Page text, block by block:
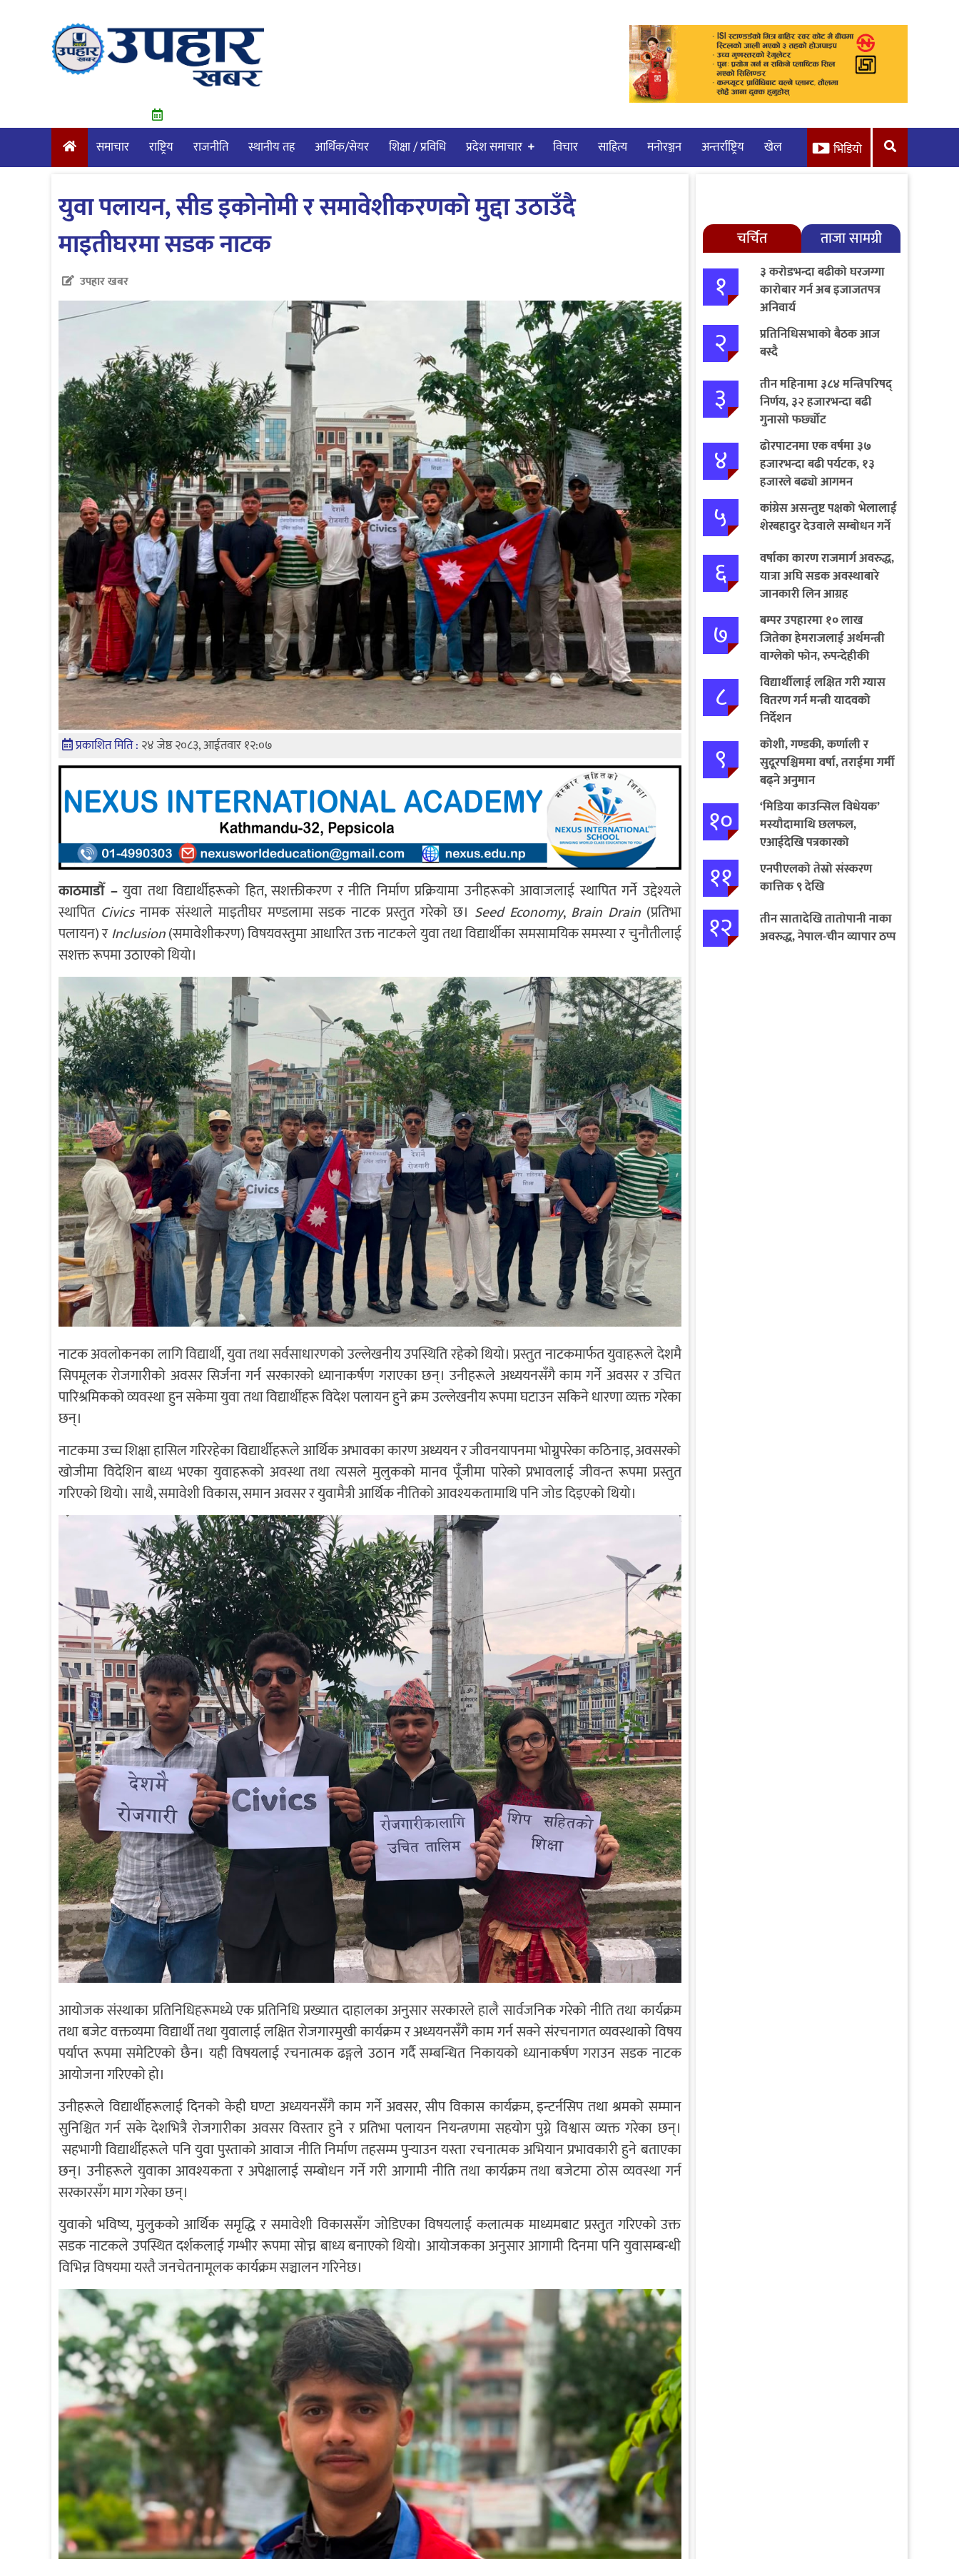
समाचार राष्ट्रिय राजनीति स्थानीय तह आर्थिक/सेयर शिक्षा / प्रविधि प्रदेश समाचार विचार साहित्य मनाेरञ्जन अन्तर्राष्ट्रिय खेल भिडियो
युवा पलायन, सीड इकोनोमी र समावेशीकरणको मुद्दा उठाउँदै
माइतीघरमा सडक नाटक
उपहार खबर
प्रकाशित मिति : २४ जेष्ठ २०८३, आईतवार १२:०७
काठमाडौँ –युवा तथा विद्यार्थीहरूको हित, सशक्तीकरण र नीति निर्माण प्रक्रियामा उनीहरूको आवाजलाई स्थापित गर्ने उद्देश्यले
स्थापित Civicsनामक संस्थाले माइतीघर मण्डलामा सडक नाटक प्रस्तुत गरेको छ। Seed Economy, Brain Drain(प्रतिभा
पलायन) रInclusion(समावेशीकरण) विषयवस्तुमा आधारित उक्त नाटकले युवा तथा विद्यार्थीका समसामयिक समस्या र चुनौतीलाई
सशक्त रूपमा उठाएको थियो।
नाटक अवलोकनका लागि विद्यार्थी, युवा तथा सर्वसाधारणको उल्लेखनीय उपस्थिति रहेको थियो। प्रस्तुत नाटकमार्फत युवाहरूले देशमै
सिपमूलक रोजगारीको अवसर सिर्जना गर्न सरकारको ध्यानाकर्षण गराएका छन्। उनीहरूले अध्ययनसँगै काम गर्ने अवसर र उचित
पारिश्रमिकको व्यवस्था हुन सकेमा युवा तथा विद्यार्थीहरू विदेश पलायन हुने क्रम उल्लेखनीय रूपमा घटाउन सकिने धारणा व्यक्त गरेका
छन्।
नाटकमा उच्च शिक्षा हासिल गरिरहेका विद्यार्थीहरूले आर्थिक अभावका कारण अध्ययन र जीवनयापनमा भोग्नुपरेका कठिनाइ, अवसरको
खोजीमा विदेशिन बाध्य भएका युवाहरूको अवस्था तथा त्यसले मुलुकको मानव पूँजीमा पारेको प्रभावलाई जीवन्त रूपमा प्रस्तुत
गरिएको थियो। साथै, समावेशी विकास, समान अवसर र युवामैत्री आर्थिक नीतिको आवश्यकतामाथि पनि जोड दिइएको थियो।
आयोजक संस्थाका प्रतिनिधिहरूमध्ये एक प्रतिनिधि प्रख्यात दाहालका अनुसार सरकारले हालै सार्वजनिक गरेको नीति तथा कार्यक्रम
तथा बजेट वक्तव्यमा विद्यार्थी तथा युवालाई लक्षित रोजगारमुखी कार्यक्रम र अध्ययनसँगै काम गर्न सक्ने संरचनागत व्यवस्थाको विषय
पर्याप्त रूपमा समेटिएको छैन। यही विषयलाई रचनात्मक ढङ्गले उठान गर्दै सम्बन्धित निकायको ध्यानाकर्षण गराउन सडक नाटक
आयोजना गरिएको हो।
उनीहरूले विद्यार्थीहरूलाई दिनको केही घण्टा अध्ययनसँगै काम गर्ने अवसर, सीप विकास कार्यक्रम, इन्टर्नसिप तथा श्रमको सम्मान
सुनिश्चित गर्न सके देशभित्रै रोजगारीका अवसर विस्तार हुने र प्रतिभा पलायन नियन्त्रणमा सहयोग पुग्ने विश्वास व्यक्त गरेका छन्।
सहभागी विद्यार्थीहरूले पनि युवा पुस्ताको आवाज नीति निर्माण तहसम्म पुर्‍याउन यस्ता रचनात्मक अभियान प्रभावकारी हुने बताएका
छन्। उनीहरूले युवाका आवश्यकता र अपेक्षालाई सम्बोधन गर्ने गरी आगामी नीति तथा कार्यक्रम तथा बजेटमा ठोस व्यवस्था गर्न
सरकारसँग माग गरेका छन्।
युवाको भविष्य, मुलुकको आर्थिक समृद्धि र समावेशी विकाससँग जोडिएका विषयलाई कलात्मक माध्यमबाट प्रस्तुत गरिएको उक्त
सडक नाटकले उपस्थित दर्शकलाई गम्भीर रूपमा सोच्न बाध्य बनाएको थियो। आयोजकका अनुसार आगामी दिनमा पनि युवासम्बन्धी
विभिन्न विषयमा यस्तै जनचेतनामूलक कार्यक्रम सञ्चालन गरिनेछ।
चर्चित ताजा सामग्री
१
३ करोडभन्दा बढीको घरजग्गा
कारोबार गर्न अब इजाजतपत्र
अनिवार्य
२
प्रतिनिधिसभाको बैठक आज
बस्दै
३
तीन महिनामा ३८४ मन्त्रिपरिषद्
निर्णय, ३२ हजारभन्दा बढी
गुनासो फर्छ्योट
४
ढोरपाटनमा एक वर्षमा ३७
हजारभन्दा बढी पर्यटक, १३
हजारले बढ्यो आगमन
५
कांग्रेस असन्तुष्ट पक्षको भेलालाई
शेरबहादुर देउवाले सम्बोधन गर्ने
६
वर्षाका कारण राजमार्ग अवरुद्ध,
यात्रा अघि सडक अवस्थाबारे
जानकारी लिन आग्रह
७
बम्पर उपहारमा १० लाख
जितेका हेमराजलाई अर्थमन्त्री
वाग्लेको फोन, रुपन्देहीकी
सपनाले जितिन् एक लाख
८
विद्यार्थीलाई लक्षित गरी ग्यास
वितरण गर्न मन्त्री यादवको
निर्देशन
९
कोशी, गण्डकी, कर्णाली र
सुदूरपश्चिममा वर्षा, तराईमा गर्मी
बढ्ने अनुमान
१०
‘मिडिया काउन्सिल विधेयक’
मस्यौदामाथि छलफल,
एआईदेखि पत्रकारको
लाइसेन्ससम्मका विषयमा
सुझाव
११
एनपीएलको तेस्रो संस्करण
कात्तिक ९ देखि
१२
तीन सातादेखि तातोपानी नाका
अवरुद्ध, नेपाल-चीन व्यापार ठप्प